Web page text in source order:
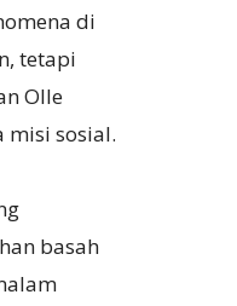
di
tetapi
Olle
misi sosial.
basah